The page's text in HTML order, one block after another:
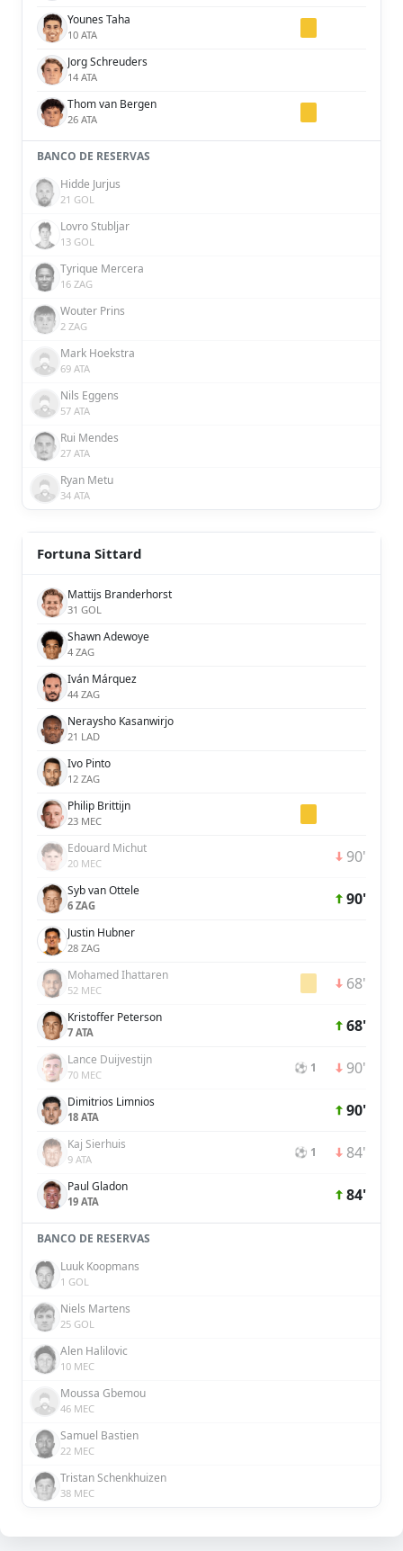
Younes Taha
10 ATA
Jorg Schreuders
14 ATA
Thom van Bergen
26 ATA
BANCO DE RESERVAS
Hidde Jurjus
21 GOL
Lovro Stubljar
13 GOL
Tyrique Mercera
16 ZAG
Wouter Prins
2 ZAG
Mark Hoekstra
69 ATA
Nils Eggens
57 ATA
Rui Mendes
27 ATA
Ryan Metu
34 ATA
Fortuna Sittard
Mattijs Branderhorst
31 GOL
Shawn Adewoye
4 ZAG
Iván Márquez
44 ZAG
Neraysho Kasanwirjo
21 LAD
Ivo Pinto
12 ZAG
Philip Brittijn
23 MEC
Edouard Michut
20 MEC 90'
Syb van Ottele
6 ZAG 90'
Justin Hubner
28 ZAG
Mohamed Ihattaren
52 MEC 68'
Kristoffer Peterson
7 ATA 68'
Lance Duijvestijn
70 MEC ⚽ 1 90'
Dimitrios Limnios
18 ATA 90'
Kaj Sierhuis
9 ATA ⚽ 1 84'
Paul Gladon
19 ATA 84'
BANCO DE RESERVAS
Luuk Koopmans
1 GOL
Niels Martens
25 GOL
Alen Halilovic
10 MEC
Moussa Gbemou
46 MEC
Samuel Bastien
22 MEC
Tristan Schenkhuizen
38 MEC